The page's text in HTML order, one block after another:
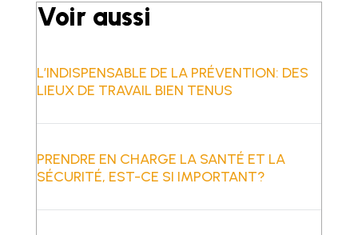
Voir aussi
L’INDISPENSABLE DE LA PRÉVENTION: DES
LIEUX DE TRAVAIL BIEN TENUS
PRENDRE EN CHARGE LA SANTÉ ET LA
SÉCURITÉ, EST-CE SI IMPORTANT?